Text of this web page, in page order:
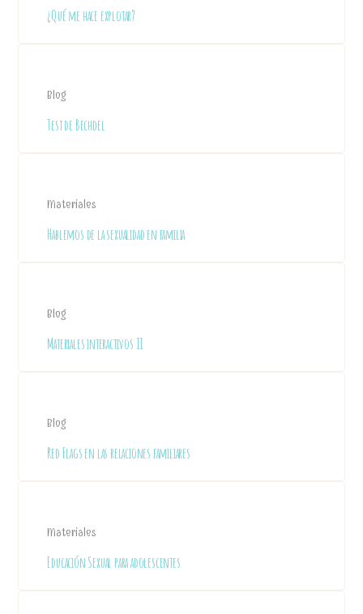
¿Qué me hace explotar?
Blog
Test de Bechdel
Materiales
Hablemos de la sexualidad en familia
Blog
Materiales interactivos II
Blog
Red Flags en las relaciones familiares
Materiales
Educación Sexual para adolescentes